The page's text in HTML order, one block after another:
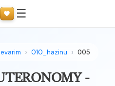
☰
010_hazinu 005
-